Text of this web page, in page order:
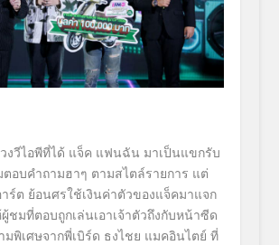
งวีไอพีที่ได้ แจ็ค แฟนฉัน มาเป็นแขกรับ
อบคำถามฮาๆ ตามสไตล์รายการ แต่
ร์ต ย้อนศรใช้เงินค่าตัวของแจ็คมาแจก
ผู้ชมที่ตอบถูกเล่นเอาเจ้าตัวถึงกับหน้าซีด
มพิเศษจากพี่เบิร์ด ธงไชย แมคอินไตย์ ที่